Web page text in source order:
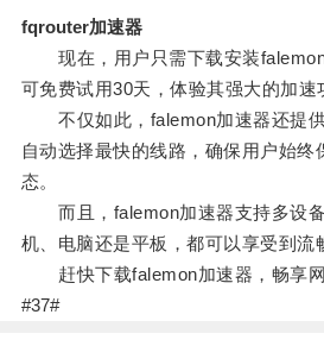
fqrouter加速器
现在，用户只需下载安装falemon
可免费试用30天，体验其强大的加速
不仅如此，falemon加速器还提供
自动选择最快的线路，确保用户始终
态。
而且，falemon加速器支持多设备
机、电脑还是平板，都可以享受到流
赶快下载falemon加速器，畅享网
#37#